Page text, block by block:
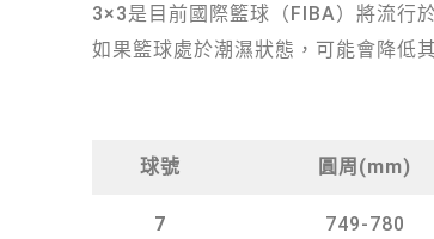
3×3是目前國際籃球（FIBA）將流行
如果籃球處於潮濕狀態，可能會降低
球號 圓周(mm)
7 749-780